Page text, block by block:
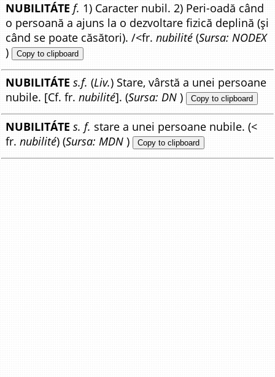
NUBILITÁTE f. 1) Caracter nubil. 2) Peri-oadă când
o persoană a ajuns la o dezvoltare fizică deplină (și
când se poate căsători). /<fr.nubilité (Sursa: NODEX
) Copy to clipboard
NUBILITÁTE s.f. (Liv.) Stare, vârstă a unei persoane
nubile. [Cf. fr.nubilité]. (Sursa: DN ) Copy to clipboard
NUBILITÁTE s. f. stare a unei persoane nubile. (<
fr.nubilité) (Sursa: MDN ) Copy to clipboard